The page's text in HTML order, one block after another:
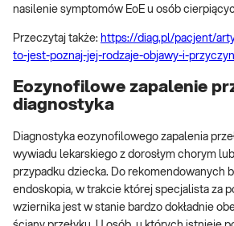
nasilenie symptomów EoE u osób
Przeczytaj także: https://diag.pl/pacjent/
to-jest-poznaj-jej-rodzaje-objawy-i-
Eozynofilowe zapalenie
diagnostyka
Diagnostyka eozynofilowego zapalenia
wywiadu lekarskiego z dorosłym chorym
przypadku dziecka. Do rekomendowanych
endoskopia, w trakcie której specjalista za
wziernika jest w stanie bardzo dokładnie